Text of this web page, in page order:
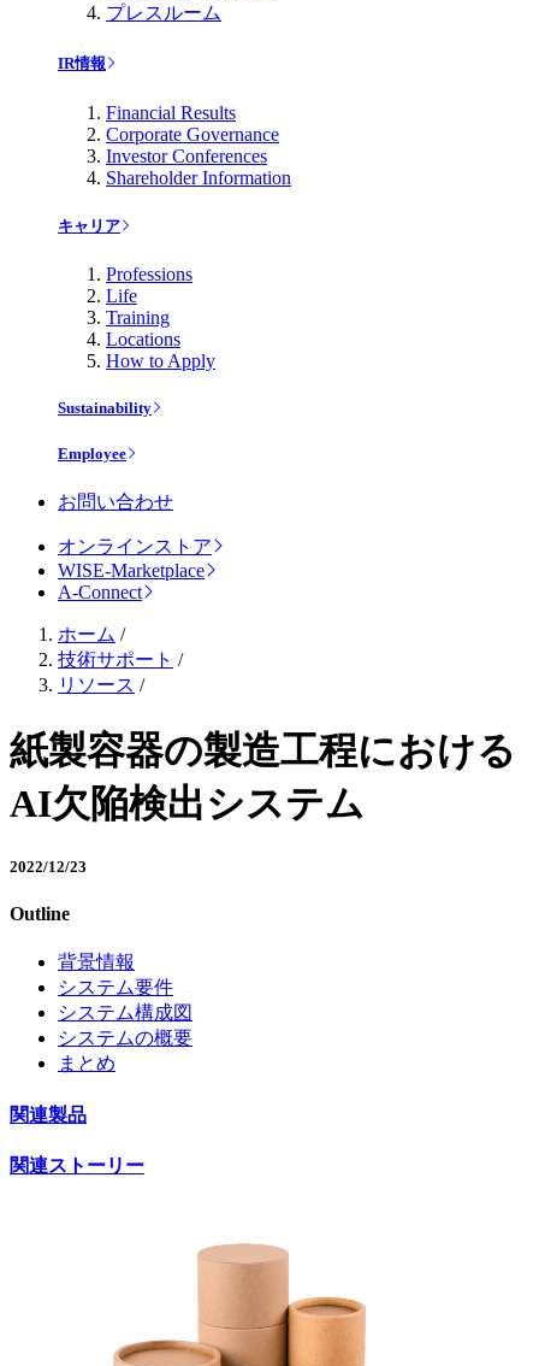
プレスルーム
IR情報
Financial Results
Corporate Governance
Investor Conferences
Shareholder Information
キャリア
Professions
Life
Training
Locations
How to Apply
Sustainability
Employee
お問い合わせ
オンラインストア
WISE-Marketplace
A-Connect
ホーム /
技術サポート /
リソース /
紙製容器の製造工程における
AI欠陥検出システム
2022/12/23
Outline
背景情報
システム要件
システム構成図
システムの概要
まとめ
関連製品
関連ストーリー